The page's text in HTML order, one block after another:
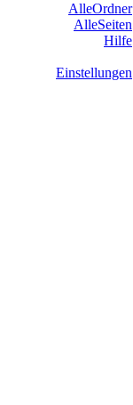
AlleOrdner
AlleSeiten
Hilfe
Einstellungen